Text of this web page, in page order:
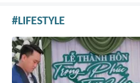
LIFESTYLE